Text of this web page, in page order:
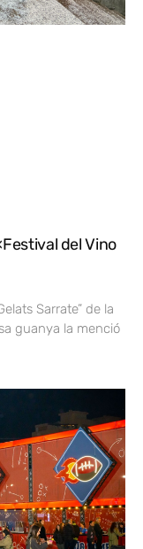
del Vino
Sarrate” de la
guanya la menció